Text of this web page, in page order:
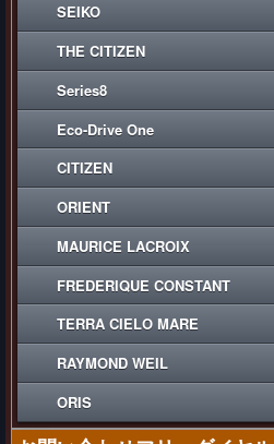
SEIKO
THE CITIZEN
Series8
Eco-Drive One
CITIZEN
ORIENT
MAURICE LACROIX
FREDERIQUE CONSTANT
TERRA CIELO MARE
RAYMOND WEIL
ORIS